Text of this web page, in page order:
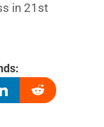
in 21st